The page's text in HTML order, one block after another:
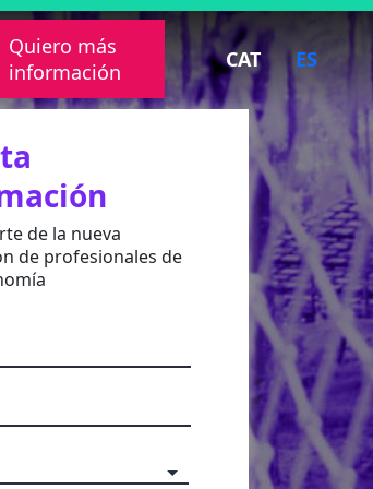
Quiero más
información
CAT ES
de la nueva
de profesionales de